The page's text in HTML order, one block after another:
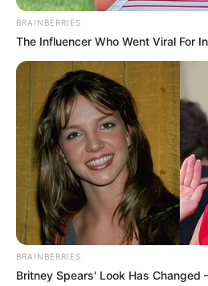
BRAINBERRIES
The Influencer Who Went Viral For
BRAINBERRIES
Britney Spears' Look Has